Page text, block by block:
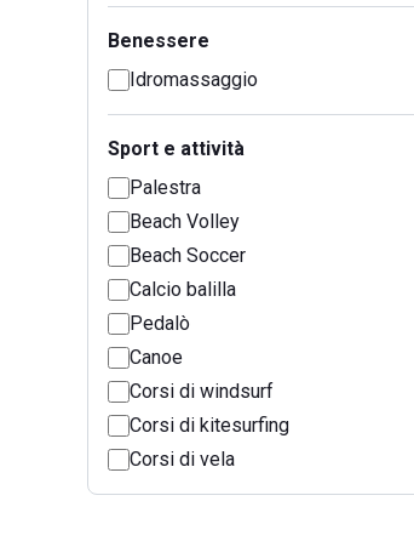
Benessere
Idromassaggio
Sport e attività
Palestra
Beach Volley
Beach Soccer
Calcio balilla
Pedalò
Canoe
Corsi di windsurf
Corsi di kitesurfing
Corsi di vela